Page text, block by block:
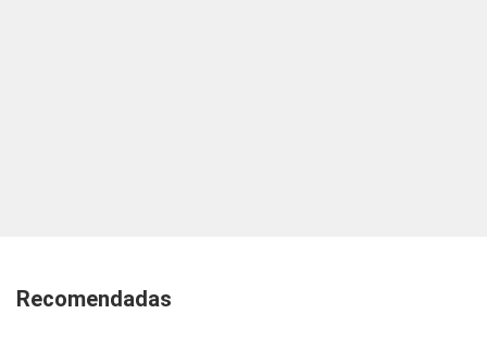
Recomendadas